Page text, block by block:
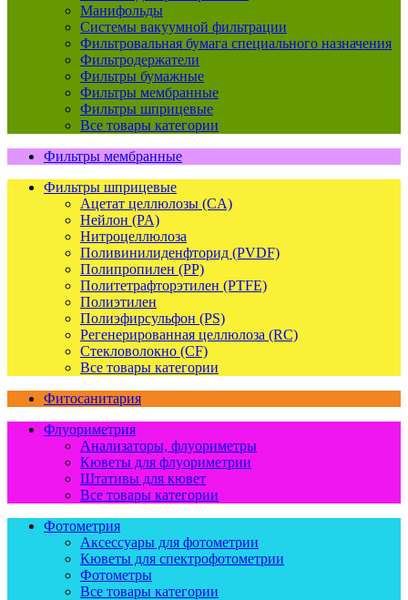
Манифольды
Системы вакуумной фильтрации
Фильтровальная бумага специального назначения
Фильтродержатели
Фильтры бумажные
Фильтры мембранные
Фильтры шприцевые
Все товары категории
Фильтры мембранные
Фильтры шприцевые
Ацетат целлюлозы (CA)
Нейлон (PA)
Нитроцеллюлоза
Поливинилиденфторид (PVDF)
Полипропилен (PP)
Политетрафторэтилен (PTFE)
Полиэтилен
Полиэфирсульфон (PS)
Регенерированная целлюлоза (RC)
Стекловолокно (CF)
Все товары категории
Фитосанитария
Флуориметрия
Анализаторы, флуориметры
Кюветы для флуориметрии
Штативы для кювет
Все товары категории
Фотометрия
Аксессуары для фотометрии
Кюветы для спектрофотометрии
Фотометры
Все товары категории